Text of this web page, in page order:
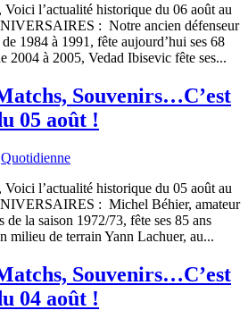
l’actualité historique du 06 août au
: Notre ancien défenseur
1984 à 1991, fête aujourd’hui ses 68
2004 à 2005, Vedad Ibisevic fête ses...
Souvenirs…C’est
05 août !
Quotidienne
l’actualité historique du 05 août au
: Michel Béhier, amateur
de la saison 1972/73, fête ses 85 ans
milieu de terrain Yann Lachuer, au...
Souvenirs…C’est
04 août !